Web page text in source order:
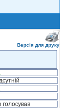
Версія для друку
голосував